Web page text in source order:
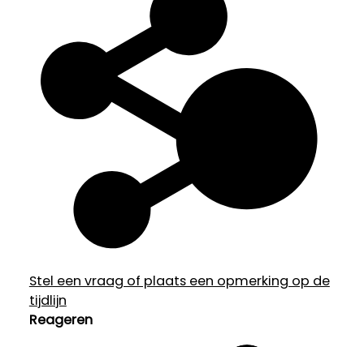
Stel een vraag of plaats een opmerking op de
tijdlijn
Reageren